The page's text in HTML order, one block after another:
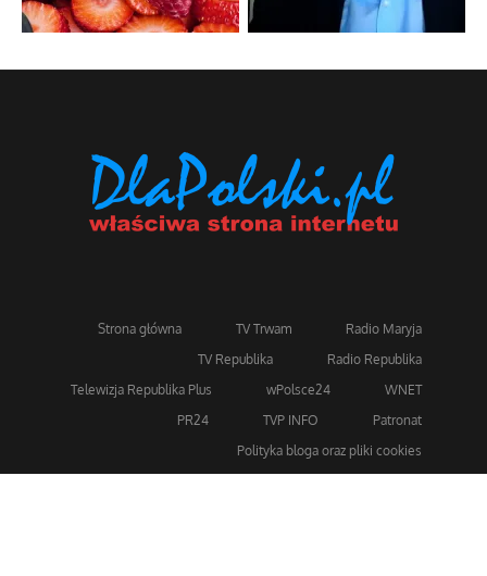
Strona główna TV Trwam
Radio Maryja
TV Republika
Radio Republika
Telewizja Republika Plus
wPolsce24
WNET
PR24
TVP INFO
Patronat
Polityka bloga oraz pliki cookies